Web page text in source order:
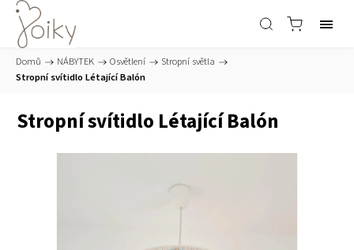
Domů / NÁBYTEK / Osvětlení / Stropní světla /
Stropní svítidlo Létající Balón
Stropní svítidlo Létající Balón